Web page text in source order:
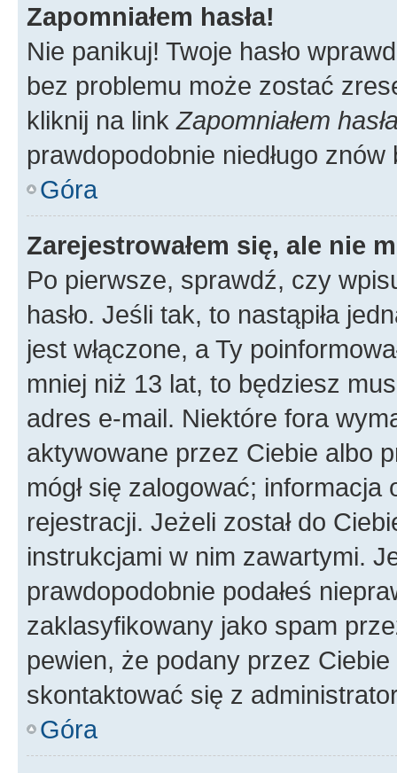
Zapomniałem hasła!
Nie panikuj! Twoje hasło
bez problemu może zostać
kliknij na link Zapomniałem
prawdopodobnie niedługo
Góra
Zarejestrowałem się, ale nie
Po pierwsze, sprawdź, czy
hasło. Jeśli tak, to nastąpiła
jest włączone, a Ty
mniej niż 13 lat, to będziesz
adres e-mail. Niektóre fora
aktywowane przez Ciebie albo
mógł się zalogować;
rejestracji. Jeżeli został do
instrukcjami w nim zawartymi.
prawdopodobnie podałeś
zaklasyfikowany jako spam
pewien, że podany przez
skontaktować się z
Góra